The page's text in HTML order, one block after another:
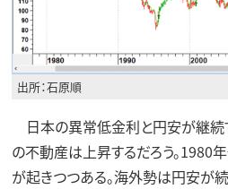
出所：石原順
日本の異常低金利と円安が継続
の不動産は上昇するだろう。1980
が起きつつある。海外勢は円安が続